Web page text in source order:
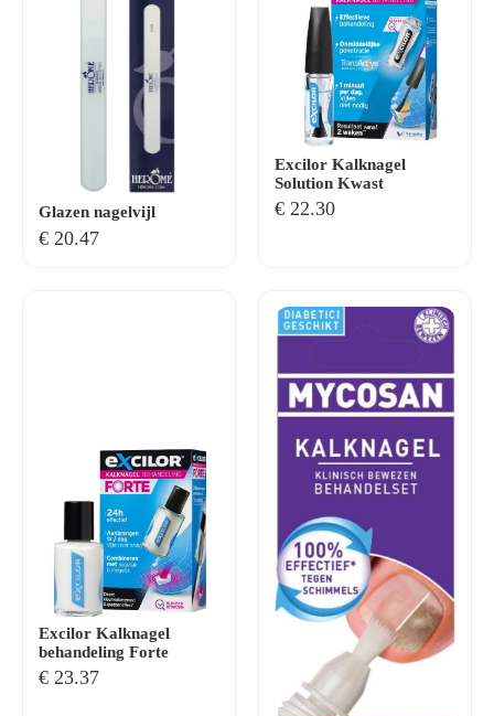
Glazen nagelvijl
€ 20.47
Excilor Kalknagel
Solution Kwast
€ 22.30
Excilor Kalknagel
behandeling Forte
€ 23.37